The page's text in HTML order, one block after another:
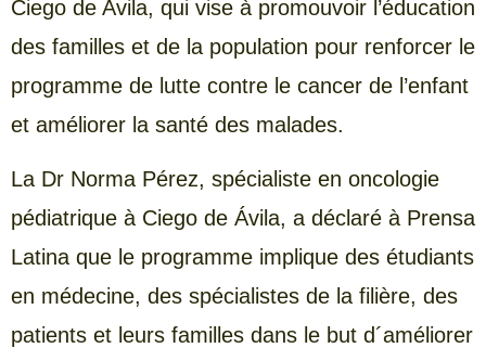
Ciego de Avila, qui vise à promouvoir l’éducation
des familles et de la population pour renforcer le
programme de lutte contre le cancer de l’enfant
et améliorer la santé des malades.
La Dr Norma Pérez, spécialiste en oncologie
pédiatrique à Ciego de Ávila, a déclaré à Prensa
Latina que le programme implique des étudiants
en médecine, des spécialistes de la filière, des
patients et leurs familles dans le but d´améliorer